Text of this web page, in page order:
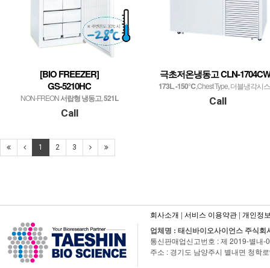
[BIO FREEZER]
GS-5210HC
NON-FREON서랍형 냉동고,521L
Call
극초저온냉동고 CLN-
173L,-150℃,Chest Type, 더블냉각시
Call
1 2 3
회사소개 | 서비스 이용약관 | 개인정
업체명 : 태신바이오사이언스 주식회
통신판매업신고번호 : 제 2019-별내
주소 : 경기도 남양주시 별내면 청학